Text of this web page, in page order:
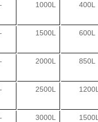
1000L 400L
1500L 600L
2000L 850L
2500L 1200L
3000L 1500L